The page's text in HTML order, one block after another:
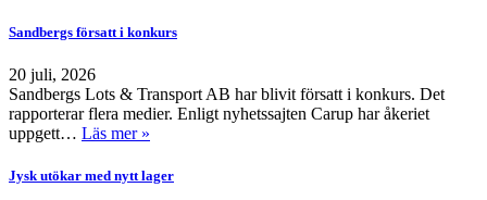
Sandbergs försatt i konkurs
20 juli, 2026
Sandbergs Lots & Transport AB har blivit försatt i konkurs. Det
rapporterar flera medier. Enligt nyhetssajten Carup har åkeriet
uppgett… Läs mer »
Jysk utökar med nytt lager